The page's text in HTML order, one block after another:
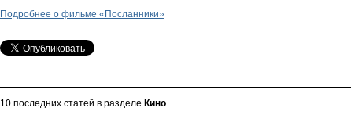
Подробнее о фильме «Посланники»
10 последних статей в разделе Кино